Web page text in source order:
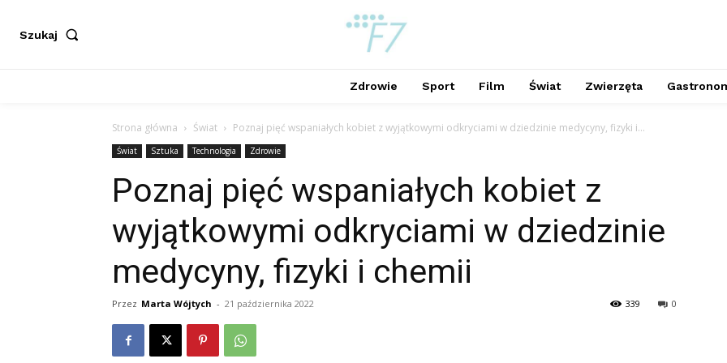
Szukaj
Zdrowie Sport Film Świat Zwierzęta
Strona główna Świat Poznaj pięć wspaniałych kobiet z wyjątkowymi odkryciami w dziedzinie medycyny, fizyki i...
Świat Sztuka Technologia Zdrowie
Poznaj pięć wspaniałych kobiet z
wyjątkowymi odkryciami w dziedzinie
medycyny, fizyki i chemii
Przez Marta Wójtych - 21 października 2022 0
339